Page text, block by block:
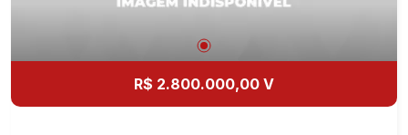
R$ 2.800.000,00 V